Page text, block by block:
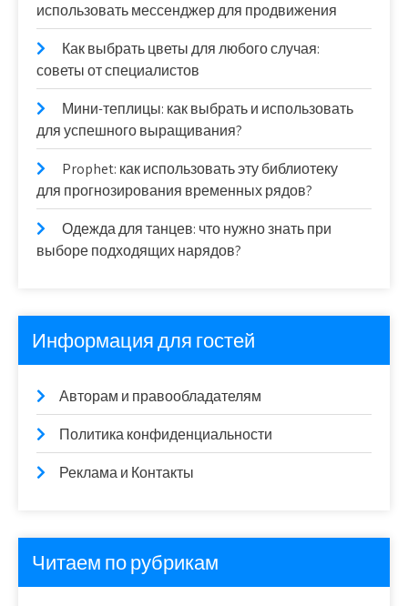
использовать мессенджер для продвижения
Как выбрать цветы для любого случая:
советы от специалистов
Мини-теплицы: как выбрать и использовать
для успешного выращивания?
Prophet: как использовать эту библиотеку
для прогнозирования временных рядов?
Одежда для танцев: что нужно знать при
выборе подходящих нарядов?
Информация для гостей
Авторам и правообладателям
Политика конфиденциальности
Реклама и Контакты
Читаем по рубрикам